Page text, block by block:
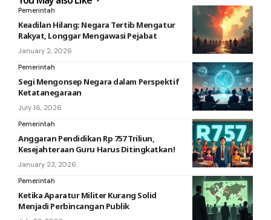
Pemerintah
Keadilan Hilang: Negara Tertib Mengatur
Rakyat, Longgar Mengawasi Pejabat
January 2, 2026
Pemerintah
Segi Mengonsep Negara dalam Perspektif
Ketatanegaraan
July 16, 2026
Pemerintah
Anggaran Pendidikan Rp 757 Triliun,
Kesejahteraan Guru Harus Ditingkatkan!
January 23, 2026
Pemerintah
Ketika Aparatur Militer Kurang Solid
Menjadi Perbincangan Publik